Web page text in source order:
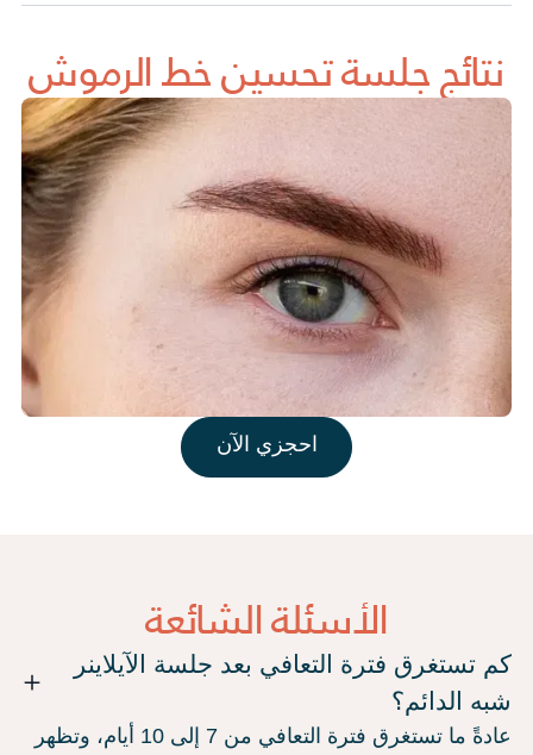
نتائج جلسة تحسين خط الرموش
احجزي الآن
الأسئلة الشائعة
كم تستغرق فترة التعافي بعد جلسة الآيلاينر
شبه الدائم؟
عادةً ما تستغرق فترة التعافي من 7 إلى 10 أيام، وتظهر